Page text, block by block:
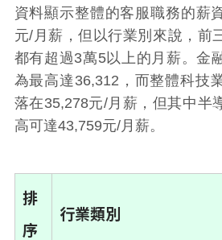
資料顯示整體的客服職務的薪
元/月薪，但以行業別來說，前
都有超過3萬5以上的月薪。金
為最高達36,312，而整體科技
落在35,278元/月薪，但其中半
高可達43,759元/月薪。
排
序
行業類別